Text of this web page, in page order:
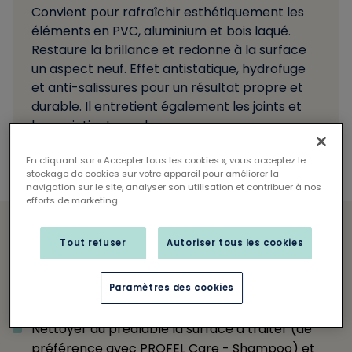
Convient pour rafraîchir esthétiquement les
éléments en PVC, aluminium et bois laqué.
Restaure la brillance et redonne à la surface
un aspect neuf. Effet antistatique, hydrofuge
et anti-salissures pour un résultat propre et
durable. Il entretient également les joints et
les maintient souples.
Mode d’emploi
Bien agiter avant utilisation.
Nettoyer au préalable la surface à traiter (de
En cliquant sur « Accepter tous les cookies », vous acceptez le
stockage de cookies sur votre appareil pour améliorer la
navigation sur le site, analyser son utilisation et contribuer à nos
efforts de marketing.
Tout refuser Autoriser tous les cookies
Paramètres des cookies